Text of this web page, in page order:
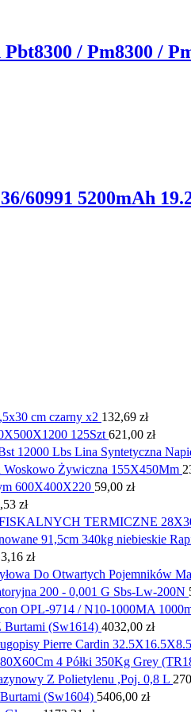
/ Pm8300 /
60991 5200mAh
cm czarny x2 132,69 zł
125Szt 621,00 zł
12000 Lbs Lina Syntetyczna
Woskowo Żywiczna 155X450Mm
600X400X220 59,00 zł
zł
TERMICZNE
91,5cm 340kg niebieskie
zł
Do Otwartych Pojemników
200 - 0,001 G Sbs-Lw-200N
OPL-9714 / N10-1000MA
Burtami (Sw1614) 4032,00 zł
Pierre Cardin
4 Półki 350Kg Grey
Z Polietylenu ,Poj. 0,8 L
(Sw1604) 5406,00 zł